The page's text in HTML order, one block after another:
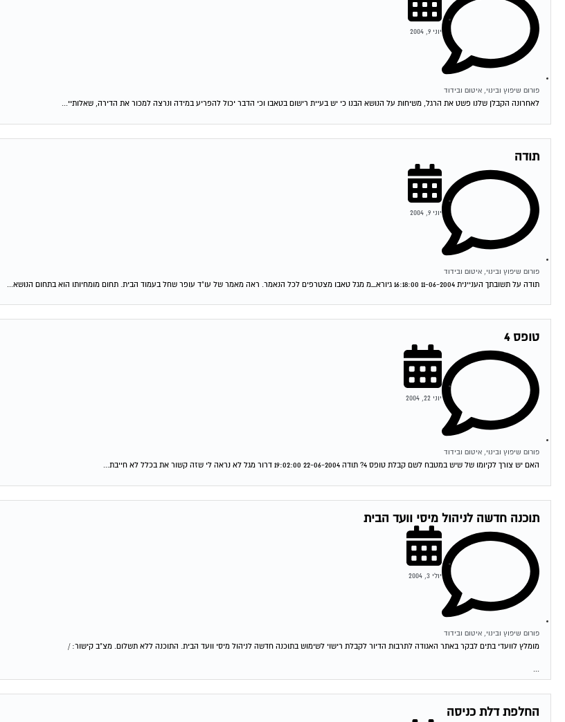
פורום שיפוץ ובינוי, איטום ובידוד
יוני 9, 2004
לאחרונה הקבלן שלנו פשט את הרגל, משיחות על הנושא הבנו כי יש בעיית רישום בטאבו וכי הדבר יכול להפריע במידה ונרצה למכור את הדירה, שאלותיי...
תודה
פורום שיפוץ ובינוי, איטום ובידוד
יוני 9, 2004
תודה על תשובתך העניינית 11-06-2004 16:18:00 גיורא_מ מגל טאבו מצטרפים לכל הנאמר. ראה מאמר של עו"ד עופר שחל בעמוד הבית. תחום מומחיותו הוא בתחום הנושא...
טופס 4
פורום שיפוץ ובינוי, איטום ובידוד
יוני 22, 2004
האם יש צורך לקיומו של שיש במטבח לשם קבלת טופס 4? תודה 22-06-2004 19:02:00 דרור מגל לא נראה לי שזה קשור את בכלל לא חייבת...
תוכנה חדשה לניהול מיסי וועד הבית
פורום שיפוץ ובינוי, איטום ובידוד
יולי 3, 2004
מומלץ לוועדי בתים לבקר באתר האגודה לתרבות הדיור לקבלת רישוי לשימוש בתוכנה חדשה לניהול מיסי וועד הבית. התוכנה ללא תשלום. מצ"ב קישור: /
...
החלפת דלת כניסה